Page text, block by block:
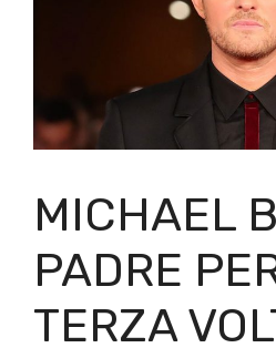
MICHAEL
PADRE
TERZA